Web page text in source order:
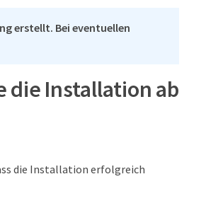
erstellt. Bei eventuellen
die Installation ab
die Installation erfolgreich